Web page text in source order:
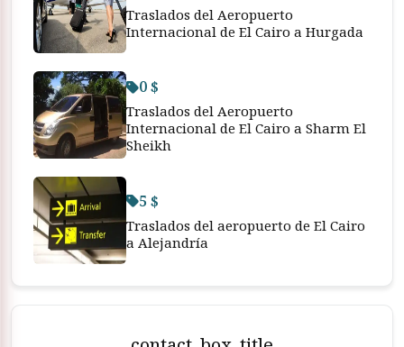
Traslados del Aeropuerto
Internacional de El Cairo a Hurgada
0 $
Traslados del Aeropuerto
Internacional de El Cairo a Sharm El
Sheikh
5 $
Traslados del aeropuerto de El Cairo
a Alejandría